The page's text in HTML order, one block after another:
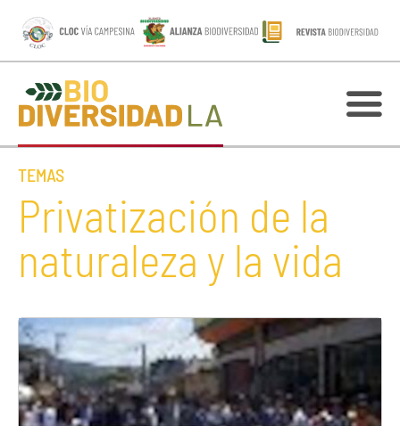
TEMAS
Privatización de la
naturaleza y la vida